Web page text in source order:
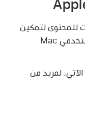
للمحتوى لتمكين
وتكوين التخزين المؤقت للمحتوى لمستخدمي Mac
لمزيد من